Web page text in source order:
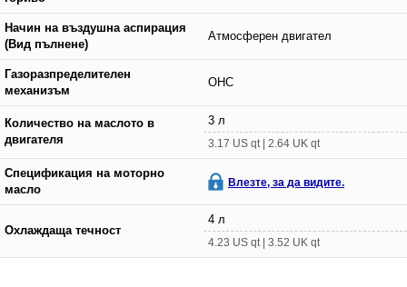
Начин на въздушна аспирация
(Вид пълнене)
Атмосферен двигател
Газоразпределителен
механизъм
OHC
Количество на маслото в
двигателя
3 л
3.17 US qt | 2.64 UK qt
Спецификация на моторно
масло
Влезте, за да видите.
Охлаждаща течност
4 л
4.23 US qt | 3.52 UK qt